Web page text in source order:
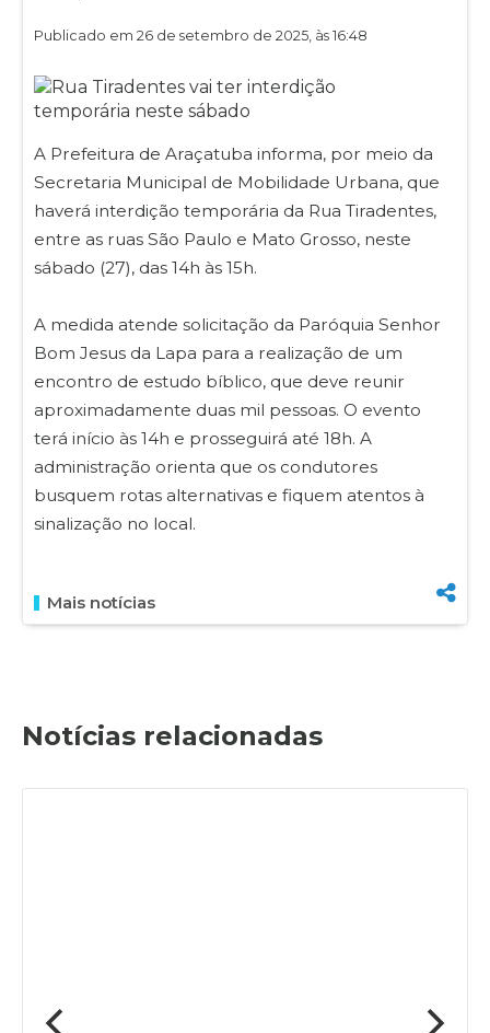
Publicado em 26 de setembro de 2025, às 16:48
A Prefeitura de Araçatuba informa, por meio da
Secretaria Municipal de Mobilidade Urbana, que
haverá interdição temporária da Rua Tiradentes,
entre as ruas São Paulo e Mato Grosso, neste
sábado (27), das 14h às 15h.
A medida atende solicitação da Paróquia Senhor
Bom Jesus da Lapa para a realização de um
encontro de estudo bíblico, que deve reunir
aproximadamente duas mil pessoas. O evento
terá início às 14h e prosseguirá até 18h. A
administração orienta que os condutores
busquem rotas alternativas e fiquem atentos à
sinalização no local.
Mais notícias
Notícias relacionadas